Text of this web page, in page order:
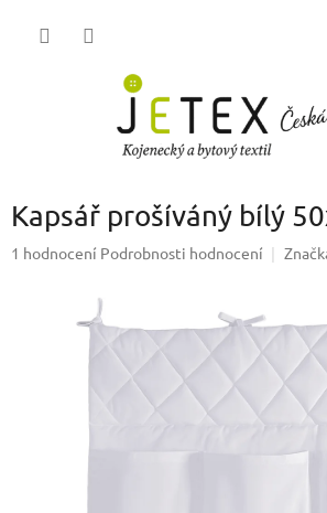
Kapsář prošíváný bílý
Průměrné
1 hodnocení Podrobnosti hodnocení